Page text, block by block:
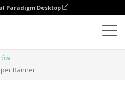
Paradigm Desktop
Banner